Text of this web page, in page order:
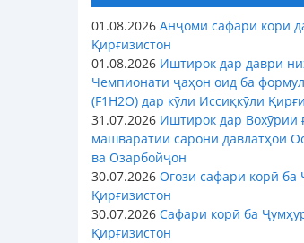
01.08.2026 Анҷоми сафари корӣ
Қирғизистон
01.08.2026 Иштирок дар даври
Чемпионати ҷаҳон оид ба
(F1H2O) дар кӯли Иссиқкӯли
31.07.2026 Иштирок дар Вохӯрии
машваратии сарони давлатҳои
ва Озарбойҷон
30.07.2026 Оғози сафари корӣ ба
Қирғизистон
30.07.2026 Сафари корӣ ба
Қирғизистон